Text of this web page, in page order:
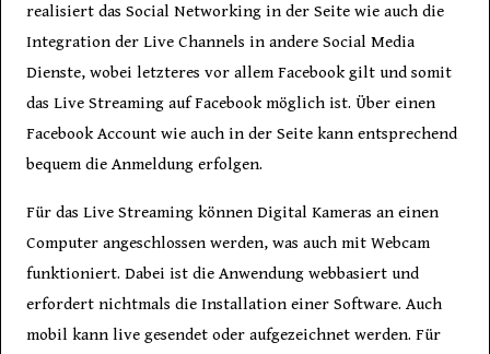
realisiert das Social Networking in der Seite wie auch die
Integration der Live Channels in andere Social Media
Dienste, wobei letzteres vor allem Facebook gilt und somit
das Live Streaming auf Facebook möglich ist. Über einen
Facebook Account wie auch in der Seite kann entsprechend
bequem die Anmeldung erfolgen.
Für das Live Streaming können Digital Kameras an einen
Computer angeschlossen werden, was auch mit Webcam
funktioniert. Dabei ist die Anwendung webbasiert und
erfordert nichtmals die Installation einer Software. Auch
mobil kann live gesendet oder aufgezeichnet werden. Für